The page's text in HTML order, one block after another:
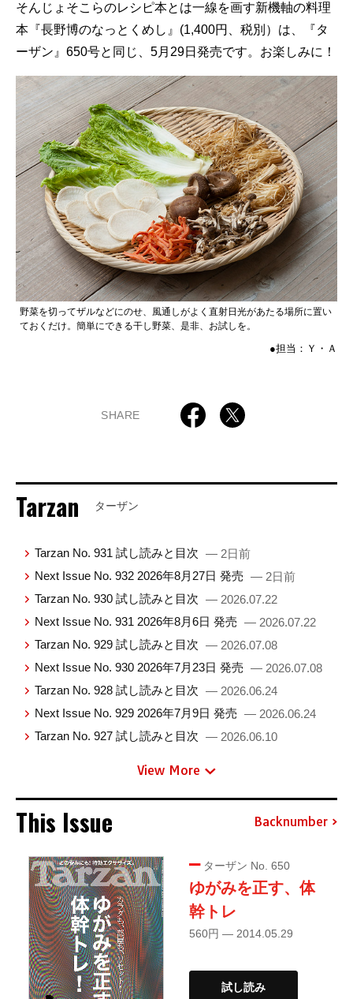
そんじょそこらのレシピ本とは一線を画す新機軸の料理
本『長野博のなっとくめし』(1,400円、税別）は、『タ
ーザン』650号と同じ、5月29日発売です。お楽しみに！
野菜を切ってザルなどにのせ、風通しがよく直射日光があたる場所に置い
ておくだけ。簡単にできる干し野菜、是非、お試しを。
●担当：Ｙ・Ａ
SHARE
Tarzan ターザン
Tarzan No. 931 試し読みと目次 — 2日前
Next Issue No. 932 2026年8月27日 発売 — 2日前
Tarzan No. 930 試し読みと目次 — 2026.07.22
Next Issue No. 931 2026年8月6日 発売 — 2026.07.22
Tarzan No. 929 試し読みと目次 — 2026.07.08
Next Issue No. 930 2026年7月23日 発売 — 2026.07.08
Tarzan No. 928 試し読みと目次 — 2026.06.24
Next Issue No. 929 2026年7月9日 発売 — 2026.06.24
Tarzan No. 927 試し読みと目次 — 2026.06.10
View More
This Issue Backnumber
ターザン No. 650
ゆがみを正す、体
幹トレ
560円 — 2014.05.29
試し読み